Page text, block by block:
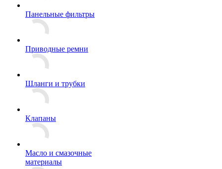
Панельные фильтры
Приводные ремни
Шланги и трубки
Клапаны
Масло и смазочные
материалы